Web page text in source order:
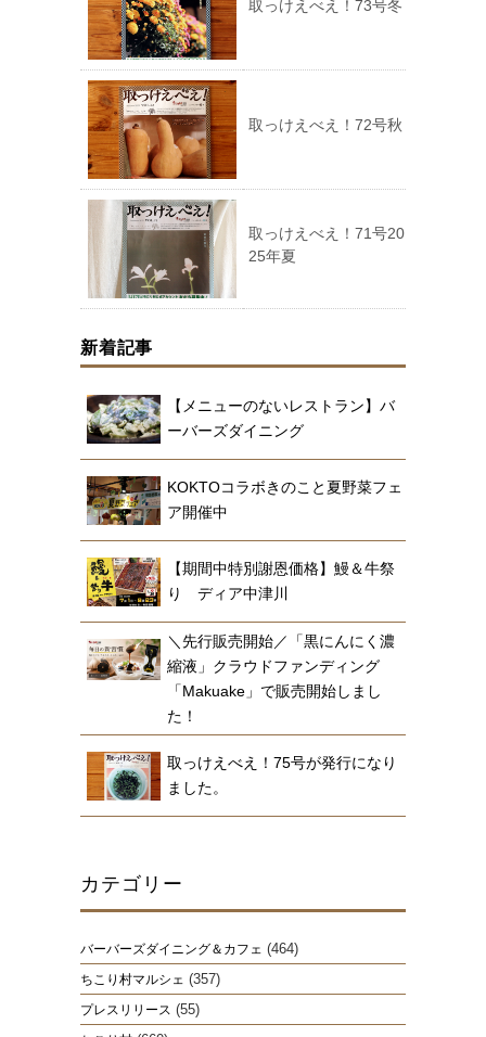
取っけえべえ！73号冬
取っけえべえ！72号秋
取っけえべえ！71号20
25年夏
新着記事
【メニューのないレストラン】バ
ーバーズダイニング
KOKTOコラボきのこと夏野菜フェ
ア開催中
【期間中特別謝恩価格】鰻＆牛祭
り ディア中津川
＼先行販売開始／「黒にんにく濃
縮液」クラウドファンディング
「Makuake」で販売開始しまし
た！
取っけえべえ！75号が発行になり
ました。
カテゴリー
バーバーズダイニング＆カフェ (464)
ちこり村マルシェ (357)
プレスリリース (55)